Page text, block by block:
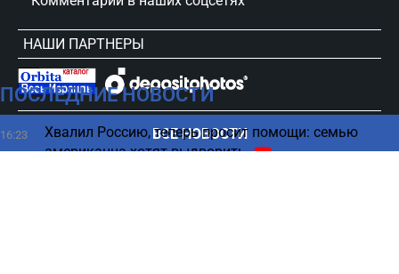
ПОСЛЕДНИЕ НОВОСТИ
16:23
Хвалил Россию, теперь просит помощи: семью
американца хотят выдворить
ВСЕ НОВОСТИ
НАШИ ПАРТНЕРЫ
сursorinfo.co.il © Все права защищены